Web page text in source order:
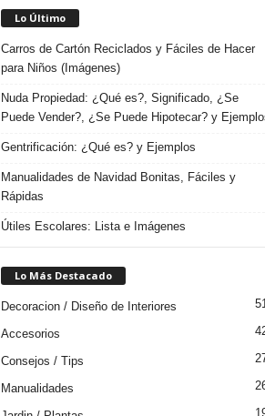
Lo Último
Carros de Cartón Reciclados y Fáciles de Hacer
para Niños (Imágenes)
Nuda Propiedad: ¿Qué es?, Significado, ¿Se
Puede Vender?, ¿Se Puede Hipotecar? y
Gentrificación: ¿Qué es? y Ejemplos
Manualidades de Navidad Bonitas, Fáciles y
Rápidas
Útiles Escolares: Lista e Imágenes
Lo Más Destacado
Decoracion / Diseño de Interiores
Accesorios
Consejos / Tips
Manualidades